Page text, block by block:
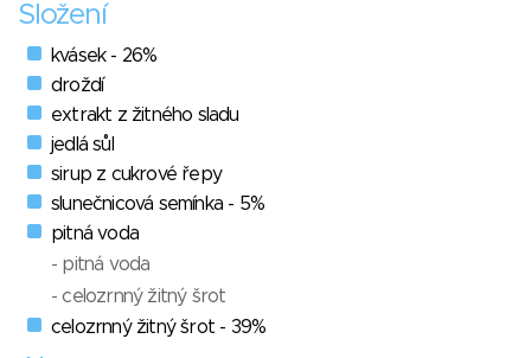
Složení
kvásek - 26%
droždí
extrakt z žitného sladu
jedlá sůl
sirup z cukrové řepy
slunečnicová semínka - 5%
pitná voda
- pitná voda
- celozrnný žitný šrot
celozrnný žitný šrot - 39%